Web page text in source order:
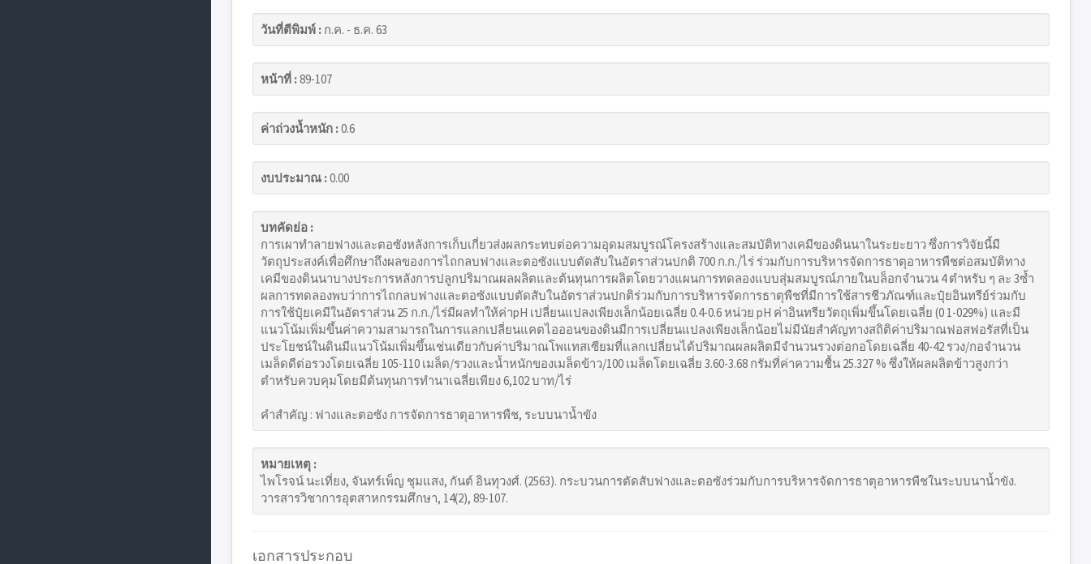
วันที่ตีพิมพ์ : ก.ค. - ธ.ค. 63
หน้าที่ :89-107
ค่าถ่วงน้ำหนัก :0.6
งบประมาณ :0.00
บทคัดย่อ :
การเผาทำลายฟางและตอซังหลังการเก็บเกี่ยวส่งผลกระทบต่อความอุดมสมบูรณ์โครงสร้างและสมบัติทางเคมีของดินนาในระยะยาว ซึ่งการวิจัยนี้มี
วัตถุประสงค์เพื่อศึกษาถึงผลของการไถกลบฟางและตอซังแบบตัดสับในอัตราส่วนปกติ 700 ก.ก./ไร่ ร่วมกับการบริหารจัดการธาตุอาหารพืชต่อสมบัติทาง
เคมีของดินนาบางประการหลังการปลูกปริมาณผลผลิตและต้นทุนการผลิตโดยวางแผนการทดลองแบบสุ่มสมบูรณ์ภายในบล็อกจํานวน 4 ตำหรับ ๆ ละ 3ซ้ำ
ผลการทดลองพบว่าการไถกลบฟางและตอซังแบบตัดสับในอัตราส่วนปกติร่วมกับการบริหารจัดการธาตุพืชที่มีการใช้สารชีวภัณฑ์และปุ๋ยอินทรีย์ร่วมกับ
การใช้ปุ๋ยเคมีในอัตราส่วน 25 ก.ก./ไร่มีผลทำให้ค่าpH เปลี่ยนแปลงเพียงเล็กน้อยเฉลี่ย 0.4-0.6 หน่วย pH ค่าอินทรียวัตถุเพิ่มขึ้นโดยเฉลี่ย (0 1-029%) และมี
แนวโน้มเพิ่มขึ้นค่าความสามารถในการแลกเปลี่ยนแคตไอออนของดินมีการเปลี่ยนแปลงเพียงเล็กน้อยไม่มีนัยสำคัญทางสถิติค่าปริมาณฟอสฟอรัสที่เป็น
ประโยชน์ในดินมีแนวโน้มเพิ่มขึ้นเช่นเดียวกับค่าปริมาณโพแทสเซียมที่แลกเปลี่ยนได้ปริมาณผลผลิตมีจำนวนรวงต่อกอโดยเฉลี่ย 40-42 รวง/กอจำนวน
เมล็ดดีต่อรวงโดยเฉลี่ย 105-110 เมล็ด/รวงและน้ำหนักของเมล็ดข้าว/100 เมล็ดโดยเฉลี่ย 3.60-3.68 กรัมที่ค่าความชื้น 25.327 % ซึ่งให้ผลผลิตข้าวสูงกว่า
ตำหรับควบคุมโดยมีต้นทุนการทำนาเฉลี่ยเพียง 6,102 บาท/ไร่
คำสำคัญ : ฟางและตอซัง การจัดการธาตุอาหารพืช, ระบบนาน้ำขัง
หมายเหตุ :
ไพโรจน์ นะเที่ยง, จันทร์เพ็ญ ชุมแสง, กันต์ อินทุวงศ์. (2563). กระบวนการตัดสับฟางและตอซังร่วมกับการบริหารจัดการธาตุอาหารพืชในระบบนาน้ำขัง.
วารสารวิชาการอุตสาหกรรมศึกษา, 14(2), 89-107.
เอกสารประกอบ